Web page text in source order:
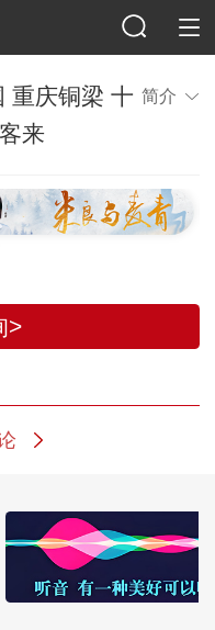
重庆铜梁 十
来
简介
>